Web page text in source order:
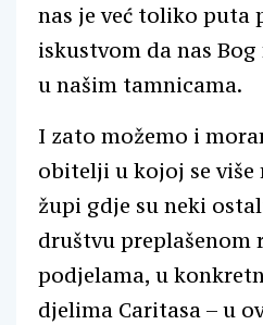
nas je već toliko puta
iskustvom da nas
u našim tamnicama.
I zato možemo i
obitelji u kojoj se više
župi gdje su neki
društvu preplašenom
podjelama, u
djelima Caritasa – u